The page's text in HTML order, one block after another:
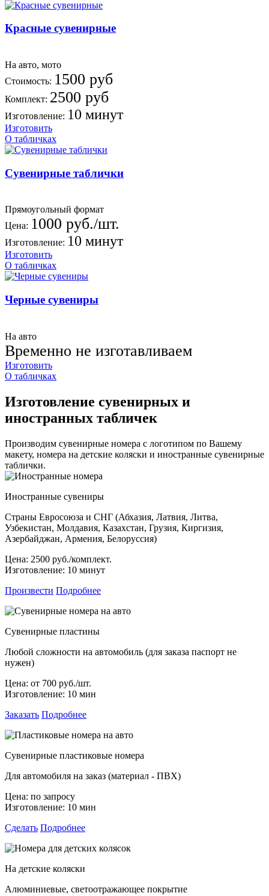
Красные сувенирные
На авто, мото
Стоимость: 1500 руб
Комплект: 2500 руб
Изготовление: 10 минут
Изготовить
О табличках
Сувенирные таблички
Прямоугольный формат
Цена: 1000 руб./шт.
Изготовление: 10 минут
Изготовить
О табличках
Черные сувениры
На авто
Временно не изготавливаем
Изготовить
О табличках
Изготовление сувенирных и
иностранных табличек
Производим сувенирные номера с логотипом по Вашему
макету, номера на детские коляски и иностранные сувенирные
таблички.
Иностранные сувениры
Страны Евросоюза и СНГ (Абхазия, Латвия, Литва,
Узбекистан, Молдавия, Казахстан, Грузия, Киргизия,
Азербайджан, Армения, Белоруссия)
Цена: 2500 руб./комплект.
Изготовление: 10 минут
Произвести Подробнее
Сувенирные пластины
Любой сложности на автомобиль (для заказа паспорт не
нужен)
Цена: от 700 руб./шт.
Изготовление: 10 мин
Заказать Подробнее
Сувенирные пластиковые номера
Для автомобиля на заказ (материал - ПВХ)
Цена: по запросу
Изготовление: 10 мин
Сделать Подробнее
На детские коляски
Алюминиевые, светоотражающее покрытие